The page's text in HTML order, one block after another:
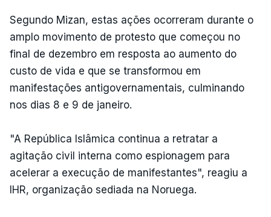
Segundo Mizan, estas ações ocorreram durante o
amplo movimento de protesto que começou no
final de dezembro em resposta ao aumento do
custo de vida e que se transformou em
manifestações antigovernamentais, culminando
nos dias 8 e 9 de janeiro.
"A República Islâmica continua a retratar a
agitação civil interna como espionagem para
acelerar a execução de manifestantes", reagiu a
IHR, organização sediada na Noruega.